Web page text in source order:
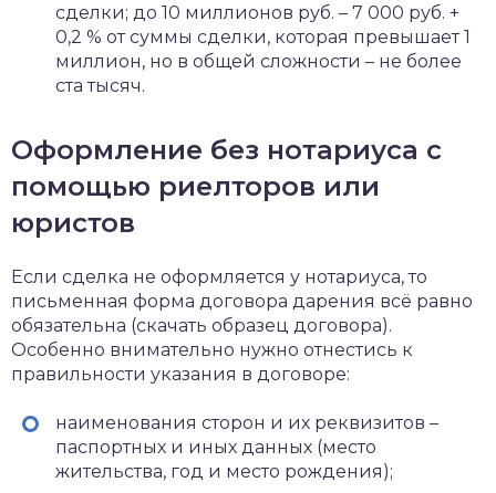
сделки; до 10 миллионов руб. – 7 000 руб. +
0,2 % от суммы сделки, которая превышает 1
миллион, но в общей сложности – не более
ста тысяч.
Оформление без нотариуса с
помощью риелторов или
юристов
Если сделка не оформляется у нотариуса, то
письменная форма договора дарения всё равно
обязательна (скачать образец договора).
Особенно внимательно нужно отнестись к
правильности указания в договоре:
наименования сторон и их реквизитов –
паспортных и иных данных (место
жительства, год и место рождения);